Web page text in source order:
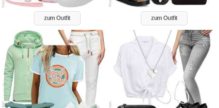
zum Outfit zum Outfit